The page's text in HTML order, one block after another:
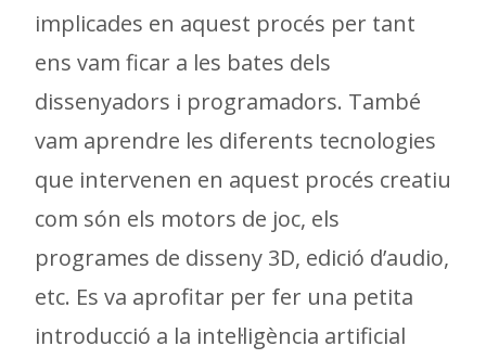
implicades en aquest procés per tant
ens vam ficar a les bates dels
dissenyadors i programadors. També
vam aprendre les diferents tecnologies
que intervenen en aquest procés creatiu
com són els motors de joc, els
programes de disseny 3D, edició d’audio,
etc. Es va aprofitar per fer una petita
introducció a la intel·ligència artificial